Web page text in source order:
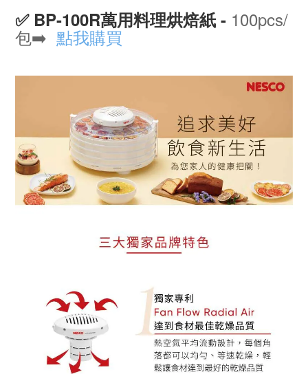
✅ BP-100R萬用料理烘焙紙 - 100pcs/
包➡️ 點我購買